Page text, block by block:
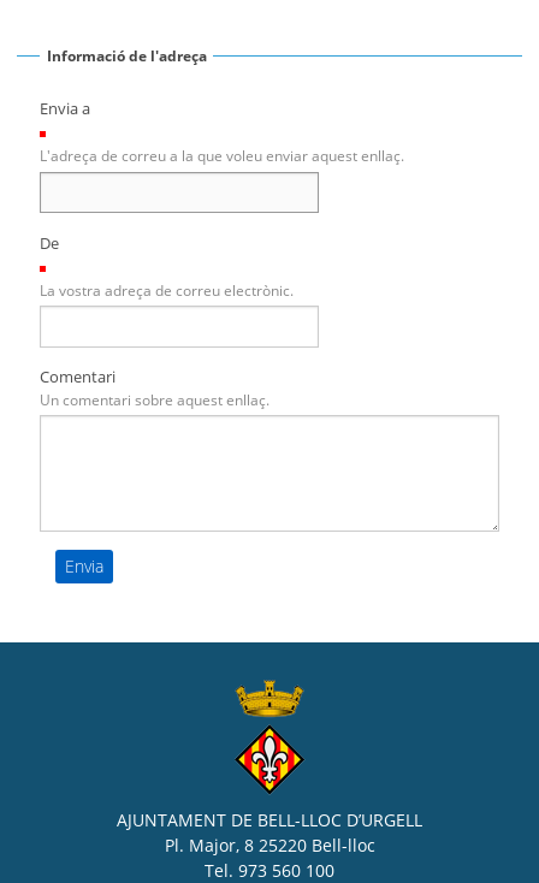
Informació de l'adreça
Envia a
L'adreça de correu a la que voleu enviar aquest enllaç.
De
La vostra adreça de correu electrònic.
Comentari
Un comentari sobre aquest enllaç.
AJUNTAMENT DE BELL-LLOC D’URGELL
Pl. Major, 8 25220 Bell-lloc
Tel. 973 560 100